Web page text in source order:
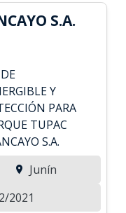
S.A.
Y
PARA
TUPAC
S.A.
Junín
2021